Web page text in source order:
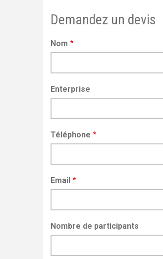
Demandez un devis
Nom
Enterprise
Téléphone
Email
Nombre de participants